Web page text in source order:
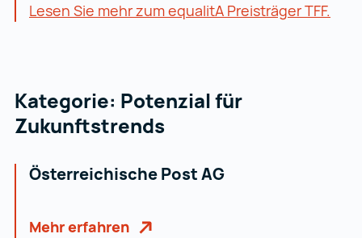
Lesen Sie mehr zum equalitA Preisträger TFF.
Kategorie: Potenzial für
Zukunftstrends
Österreichische Post AG
Mehr erfahren